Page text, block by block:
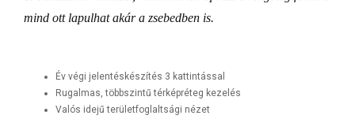
mind ott lapulhat akár a zsebedben is.
Év végi jelentéskészítés 3 kattintással
Rugalmas, többszintű térképréteg kezelés
Valós idejű területfoglaltsági nézet